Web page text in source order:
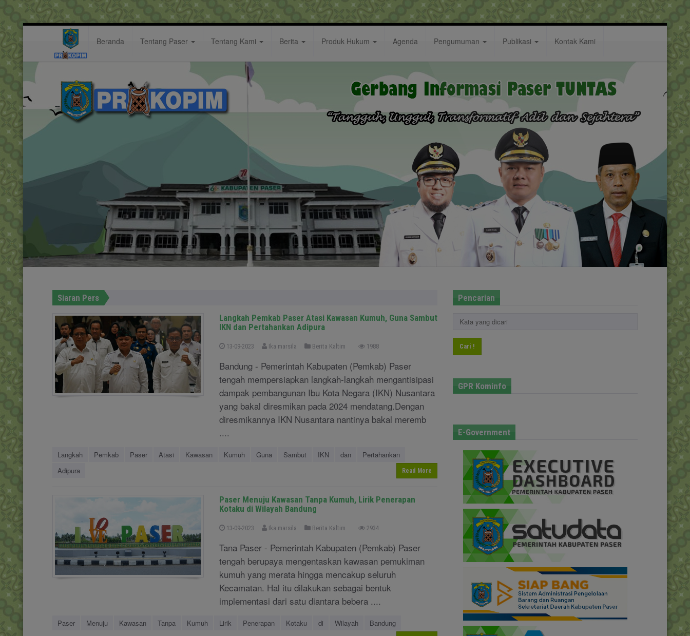
Beranda Tentang Paser Tentang Kami Berita Produk Hukum Agenda Pengumuman Publikasi Kontak Kami
Hastag:
Siaran Pers
Langkah Pemkab Paser Atasi Kawasan Kumuh, Guna Sambut
IKN dan Pertahankan Adipura
13-09-2023 Ika marsila Berita Kaltim 1988
Bandung - Pemerintah Kabupaten (Pemkab) Paser
tengah mempersiapkan langkah-langkah mengantisipasi
dampak pembangunan Ibu Kota Negara (IKN) Nusantara
yang bakal diresmikan pada 2024 mendatang.Dengan
diresmikannya IKN Nusantara nantinya bakal meremb
....
Langkah Pemkab Paser Atasi Kawasan Kumuh Guna Sambut IKN dan
Pertahankan
Adipura
Read More
Paser Menuju Kawasan Tanpa Kumuh, Lirik Penerapan
Kotaku di Wilayah Bandung
13-09-2023 Ika marsila Berita Kaltim 2934
Tana Paser - Pemerintah Kabupaten (Pemkab) Paser
tengah berupaya mengentaskan kawasan pemukiman
kumuh yang merata hingga mencakup seluruh
Kecamatan. Hal itu dilakukan sebagai bentuk
implementasi dari satu diantara bebera ....
Paser Menuju Kawasan Tanpa Kumuh Lirik Penerapan Kotaku di Wilayah Bandung
Pencarian
Cari !
GPR Kominfo
E-Government